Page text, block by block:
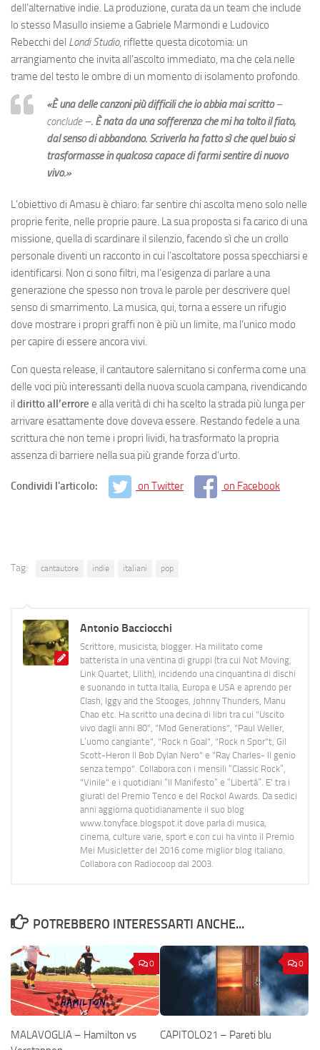
dell’alternative indie. La produzione, curata da un team che include
lo stesso Masullo insieme a Gabriele Marmondi e Ludovico
Rebecchi del Londi Studio, riflette questa dicotomia: un
arrangiamento che invita all’ascolto immediato, ma che cela nelle
trame del testo le ombre di un momento di isolamento profondo.
«È una delle canzoni più difficili che io abbia mai scritto–
conclude –. È nata da una sofferenza che mi ha tolto il fiato,
dal senso di abbandono. Scriverla ha fatto sì che quel buio si
trasformasse in qualcosa capace di farmi sentire di nuovo
vivo.»
L’obiettivo di Amasu è chiaro: far sentire chi ascolta meno solo nelle
proprie ferite, nelle proprie paure. La sua proposta si fa carico di una
missione, quella di scardinare il silenzio, facendo sì che un crollo
personale diventi un racconto in cui l’ascoltatore possa specchiarsi e
identificarsi. Non ci sono filtri, ma l’esigenza di parlare a una
generazione che spesso non trova le parole per descrivere quel
senso di smarrimento. La musica, qui, torna a essere un rifugio
dove mostrare i propri graffi non è più un limite, ma l’unico modo
per capire di essere ancora vivi.
Con questa release, il cantautore salernitano si conferma come una
delle voci più interessanti della nuova scuola campana, rivendicando
il diritto all’errore e alla verità di chi ha scelto la strada più lunga per
arrivare esattamente dove doveva essere. Restando fedele a una
scrittura che non teme i propri lividi, ha trasformato la propria
assenza di barriere nella sua più grande forza d’urto.
Condividi l'articolo: on Twitter on Facebook
Tag: cantautore indie italiani pop
Antonio Bacciocchi
Scrittore, musicista, blogger. Ha militato come
batterista in una ventina di gruppi (tra cui Not Moving,
Link Quartet, Lilith), incidendo una cinquantina di dischi
e suonando in tutta Italia, Europa e USA e aprendo per
Clash, Iggy and the Stooges, Johnny Thunders, Manu
Chao etc. Ha scritto una decina di libri tra cui "Uscito
vivo dagli anni 80", "Mod Generations", "Paul Weller,
L’uomo cangiante", "Rock n Goal", "Rock n Spor"t, Gil
Scott-Heron Il Bob Dylan Nero" e "Ray Charles- Il genio
senza tempo". Collabora con i mensili “Classic Rock”,
"Vinile" e i quotidiani “Il Manifesto” e “Libertà”. E' tra i
giurati del Premio Tenco e del Rockol Awards. Da sedici
anni aggiorna quotidianamente il suo blog
www.tonyface.blogspot.it dove parla di musica,
cinema, culture varie, sport e con cui ha vinto il Premio
Mei Musicletter del 2016 come miglior blog italiano.
Collabora con Radiocoop dal 2003.
POTREBBERO INTERESSARTI ANCHE...
0
MALAVOGLIA – Hamilton vs
0
CAPITOLO21 – Pareti blu